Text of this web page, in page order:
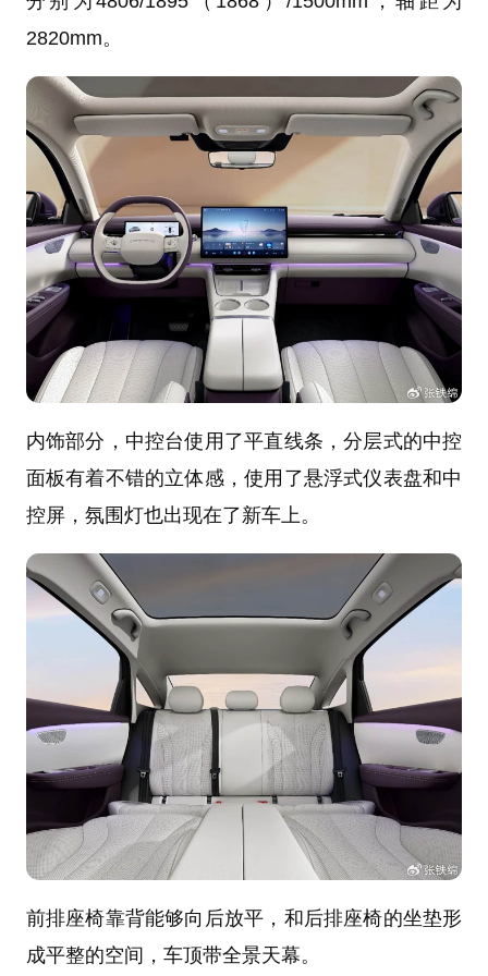
2820mm。
内饰部分，中控台使用了平直线条，分层式的中控
面板有着不错的立体感，使用了悬浮式仪表盘和中
控屏，氛围灯也出现在了新车上。
前排座椅靠背能够向后放平，和后排座椅的坐垫形
成平整的空间，车顶带全景天幕。